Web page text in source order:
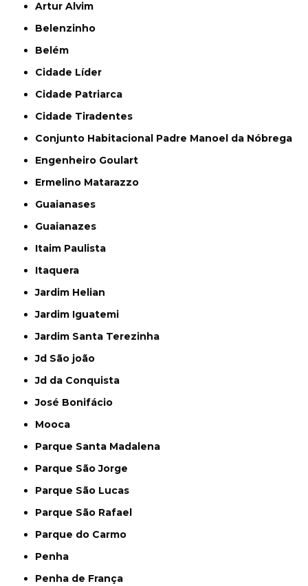
Artur Alvim
Belenzinho
Belém
Cidade Líder
Cidade Patriarca
Cidade Tiradentes
Conjunto Habitacional Padre Manoel da Nóbrega
Engenheiro Goulart
Ermelino Matarazzo
Guaianases
Guaianazes
Itaim Paulista
Itaquera
Jardim Helian
Jardim Iguatemi
Jardim Santa Terezinha
Jd São joão
Jd da Conquista
José Bonifácio
Mooca
Parque Santa Madalena
Parque São Jorge
Parque São Lucas
Parque São Rafael
Parque do Carmo
Penha
Penha de França